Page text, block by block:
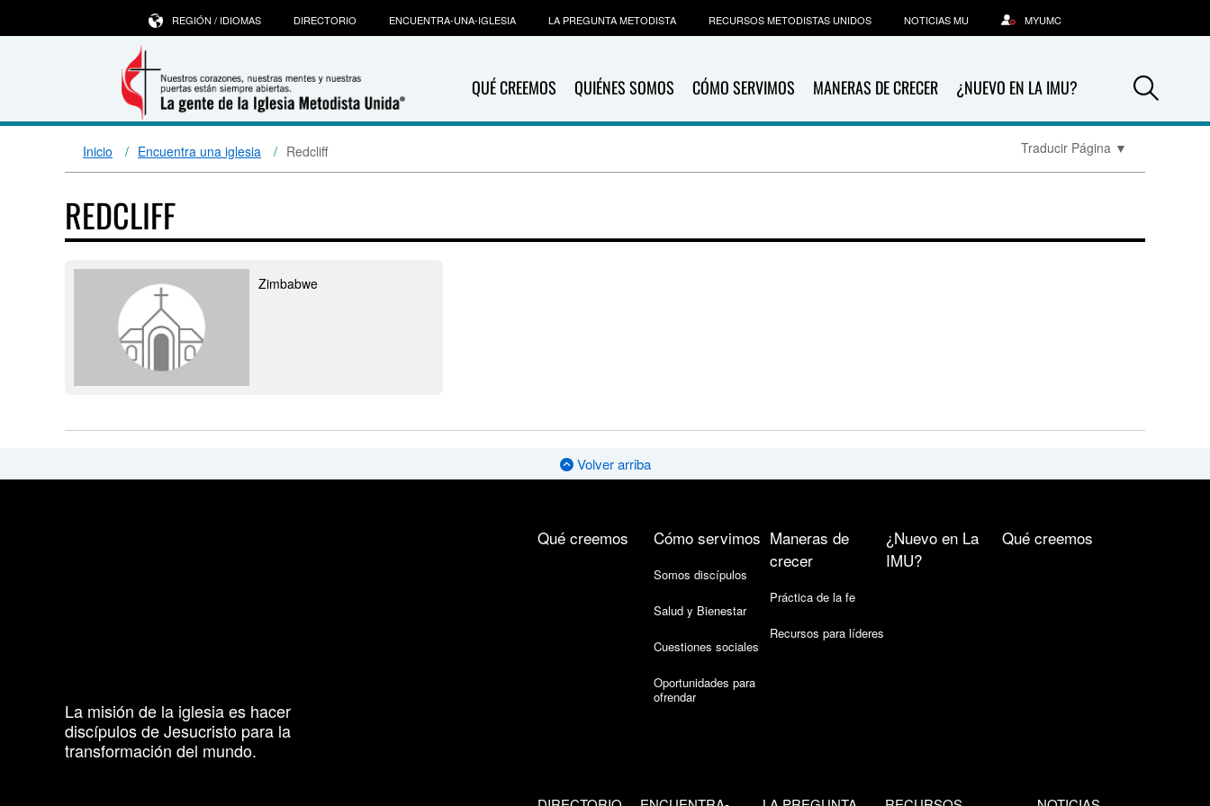
QUÉ CREEMOS QUIÉNES SOMOS CÓMO SERVIMOS MANERAS DE CRECER ¿NUEVO EN LA IMU?
REGIÓN / IDIOMAS DIRECTORIO ENCUENTRA-UNA-IGLESIA LA PREGUNTA METODISTA RECURSOS METODISTAS UNIDOS NOTICIAS MU MYUMC
Inicio Encuentra una iglesia Redcliff Traducir Página ▼
REDCLIFF
Zimbabwe
Volver arriba
La misión de la iglesia es hacer
discípulos de Jesucristo para la
transformación del mundo.
Qué creemos Cómo servimos
Somos discípulos
Salud y Bienestar
Cuestiones sociales
Oportunidades para
ofrendar
Maneras de
crecer
Práctica de la fe
Recursos para líderes
¿Nuevo en La
IMU?
Qué creemos